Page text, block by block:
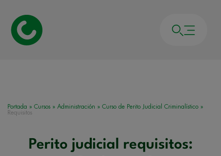
Portada » Cursos » Administración » Curso de Perito Judicial Criminalístico »
Requisitos
Perito judicial requisitos: